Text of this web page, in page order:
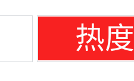
热度